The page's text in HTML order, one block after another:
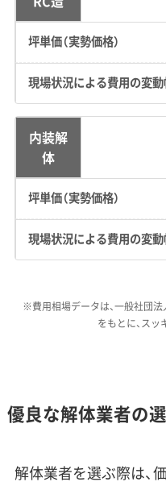
て蓮根畑が広がって
多く含んだ粘土質
琵琶湖から吹き下ろ
発的に発生するた
を受け、足場が倒
道路事情：
幅を維持している箇
くなっています。
しいエリアや、終
します。
費用への影響：軟弱
地盤を補強するた
ら60%程度割高に
も多く、その人件費
内装解
体
※費用相場データは、一般社団
をもとに、スッ
優良な解体業者の
解体業者を選ぶ際は、